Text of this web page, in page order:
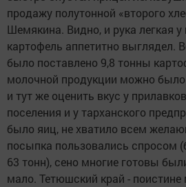
продажу полутонной «второго
Шемякина. Видно, и рука легкая у
картофель аппетитно выглядел.
было поставлено 9,8 тонны
молочной продукции можно было
и тут же оценить вкус у
поселения и у тарханского
было яиц, не хватило всем
посыпка пользовались спросом
63 тонн), сено многие готовы
мало. Тетюшский край -